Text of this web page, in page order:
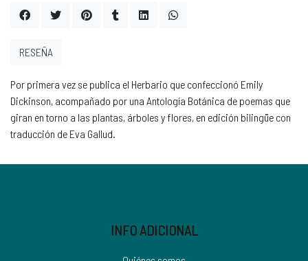
Por primera vez se publica el Herbario que confeccionó Emily
Dickinson, acompañado por una Antología Botánica de poemas que
giran en torno a las plantas, árboles y flores, en edición bilingüe con
traducción de Eva Gallud.
RESEÑA
INFO ADICIONAL